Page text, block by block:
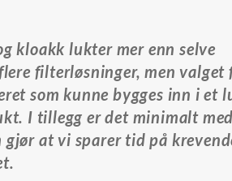
kloakk lukter mer enn selve
filterløsninger, men valget
som kunne bygges inn i et
I tillegg er det minimalt med
gjør at vi sparer tid på
.